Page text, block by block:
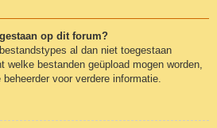
op dit forum?
al dan niet toegestaan
welke bestanden geüpload mogen worden,
voor verdere informatie.